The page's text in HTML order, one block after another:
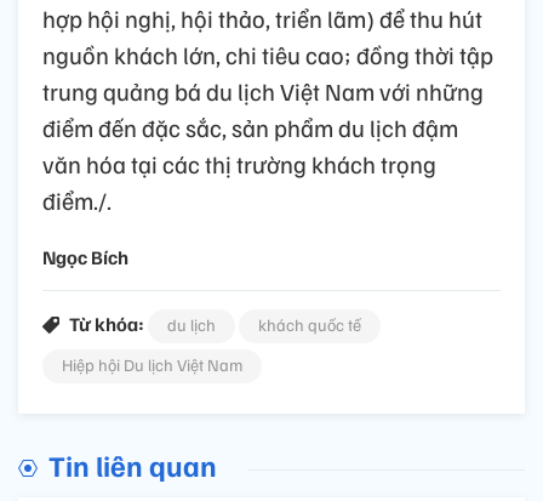
hợp hội nghị, hội thảo, triển lãm) để thu hút
nguồn khách lớn, chi tiêu cao; đồng thời tập
trung quảng bá du lịch Việt Nam với những
điểm đến đặc sắc, sản phẩm du lịch đậm
văn hóa tại các thị trường khách trọng
điểm./.
Ngọc Bích
Từ khóa: du lịch
khách quốc tế
Hiệp hội Du lịch Việt Nam
Tin liên quan